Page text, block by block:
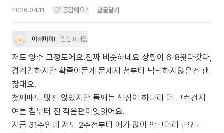
2026.04.11 공감해요 1 답글달기
이삐마미! 임신 8개월
저도 양수 그정도에요.진짜 비슷하네요 상황이 6-8왓다갓다,
경계긴하지만 확줄어든게 문제지 첨부터 넉넉하지않은건 괜
찮대요.
첫째때도 많진 않았지만 둘째는 신장이 하나라 더 그런건지
여튼 첨부터 전 작은편이엇엇어요.
지금 31주인데 저도 2주전부터 애가 많이 안크더라구요ㅜ